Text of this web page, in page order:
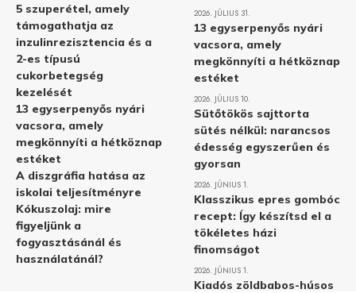
5 szuperétel, amely
támogathatja az
inzulinrezisztencia és a
2-es típusú
cukorbetegség
kezelését
13 egyserpenyős nyári
vacsora, amely
megkönnyíti a hétköznap
estéket
A diszgráfia hatása az
iskolai teljesítményre
Kókuszolaj: mire
figyeljünk a
fogyasztásánál és
használatánál?
2026. JÚLIUS 31.
13 egyserpenyős nyári
vacsora, amely
megkönnyíti a hétköznap
estéket
2026. JÚLIUS 10.
Sütőtökös sajttorta
sütés nélkül: narancsos
édesség egyszerűen és
gyorsan
2026. JÚNIUS 1.
Klasszikus epres gombóc
recept: Így készítsd el a
tökéletes házi
finomságot
2026. JÚNIUS 1.
Kiadós zöldbabos-húsos